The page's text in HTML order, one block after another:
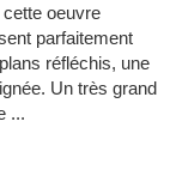
oeuvre
parfaitement
réfléchis, une
Un très grand
...